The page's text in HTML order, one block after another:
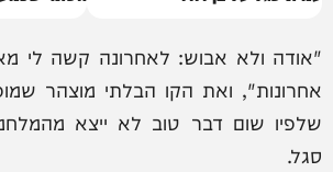
"אודה ולא אבוש: לאחרונה קשה לי
אחרונות", ואת הקו הבלתי מוצהר
שלפיו שום דבר טוב לא ייצא
סגל.